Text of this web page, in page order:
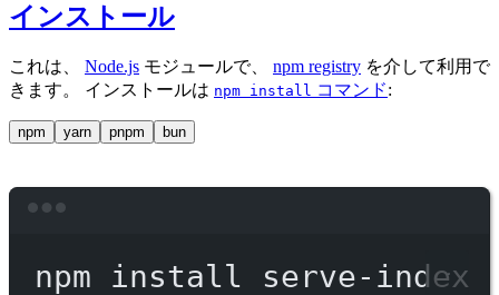
インストール
これは、 Node.js モジュールで、 npm registry を介して利用で
きます。 インストールは npm install コマンド:
npm yarn pnpm bun
npm install serve-index